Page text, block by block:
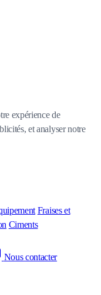
expérience de
et analyser notre
Fraises et
Ciments
Nous contacter